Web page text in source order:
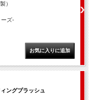
）
ーズ-
ングプラッシュ